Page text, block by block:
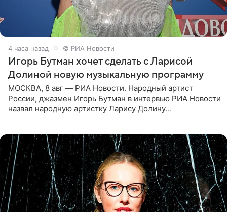
4 часа назад © РИА Новости
Игорь Бутман хочет сделать с Ларисой
Долиной новую музыкальную программу
МОСКВА, 8 авг — РИА Новости. Народный артист
России, джазмен Игорь Бутман в интервью РИА Новости
назвал народную артистку Ларису Долину